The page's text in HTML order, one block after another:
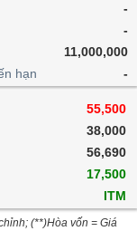
-
-
11,000,000
hạn
-
55,500
38,000
56,690
17,500
ITM
(**)Hòa vốn = Giá